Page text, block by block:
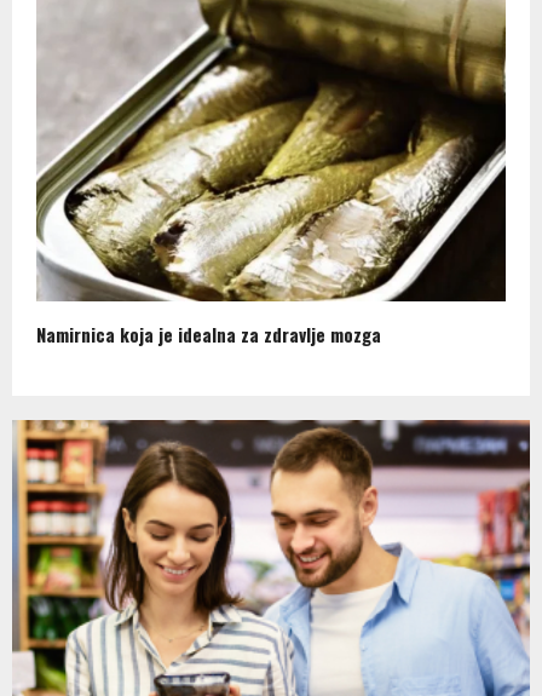
Namirnica koja je idealna za zdravlje mozga